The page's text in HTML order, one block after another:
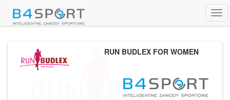
RUN BUDLEX FOR WOMEN